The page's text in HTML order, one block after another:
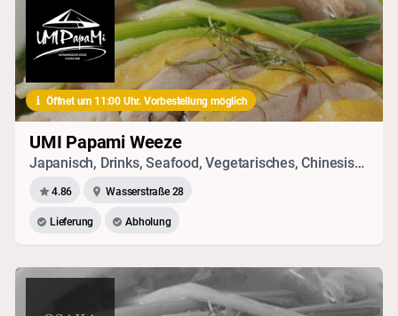
Öffnet um 11:00 Uhr. Vorbestellung möglich
UMI Papami Weeze
Japanisch, Drinks, Seafood, Vegetarisches, Chinesisch, Sushi, Vietnamesisch, Thai
4.86 Wasserstraße 28
Lieferung Abholung